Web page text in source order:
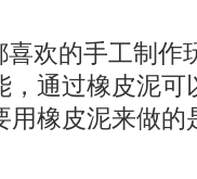
欢的手工制作
，通过橡皮泥可
用橡皮泥来做的